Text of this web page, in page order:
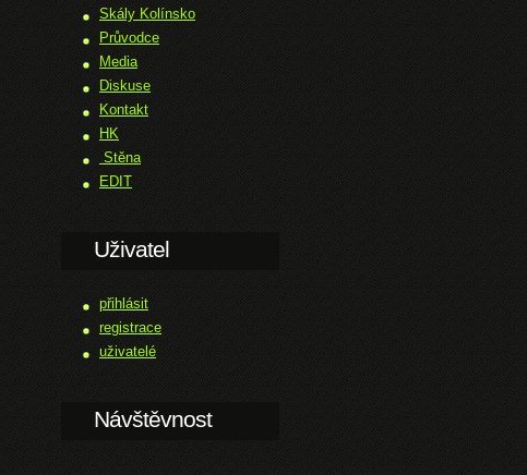
Skály Kolínsko
Průvodce
Media
Diskuse
Kontakt
HK
Stěna
EDIT
Uživatel
přihlásit
registrace
uživatelé
Návštěvnost